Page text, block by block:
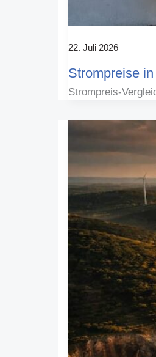
22. Juli 2026
Strompreise
Strompreis-